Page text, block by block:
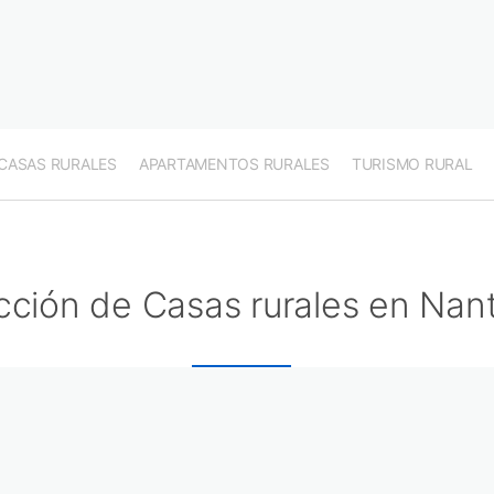
RURALES APARTAMENTOS RURALES TURISMO RURAL
de Casas rurales en